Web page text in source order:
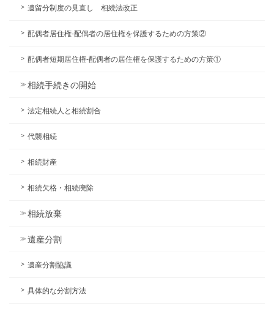
遺留分制度の見直し 相続法改正
配偶者居住権-配偶者の居住権を保護するための方策②
配偶者短期居住権-配偶者の居住権を保護するための方策①
相続手続きの開始
法定相続人と相続割合
代襲相続
相続財産
相続欠格・相続廃除
相続放棄
遺産分割
遺産分割協議
具体的な分割方法